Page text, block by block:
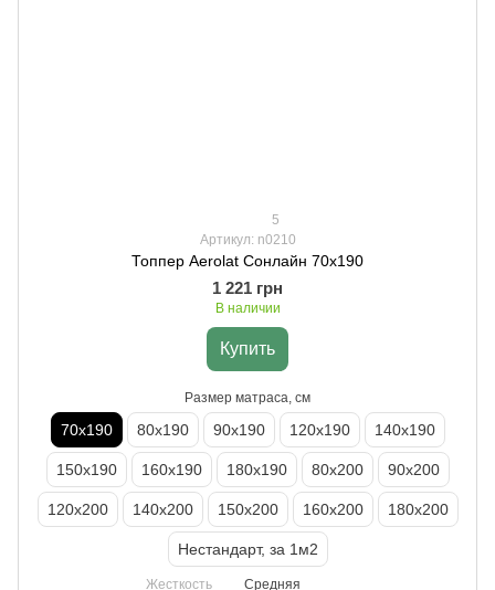
5
Артикул: n0210
Топпер Aerolat Сонлайн 70х190
1 221 грн
В наличии
Купить
Размер матраса, см
70х190 80х190 90х190 120х190 140х190
150х190 160х190 180х190 80х200 90х200
120х200 140х200 150х200 160х200 180х200
Нестандарт, за 1м2
Жесткость Средняя